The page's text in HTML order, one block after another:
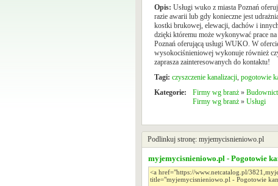
Opis: Usługi wuko z miasta Poznań
razie awarii lub gdy konieczne jest
kostki brukowej, elewacji, dachów i
dzięki któremu może wykonywać prace
Poznań oferującą usługi WUKO. W
wysokociśnieniowej wykonuje również
zaprasza zainteresowanych do kontaktu!
Tagi: czyszczenie kanalizacji, pogotowie
Kategorie:
Firmy wg branż »
Firmy wg branż » Usługi
Podlinkuj stronę: myjemycisnieniowo.pl
myjemycisnieniowo.pl - Pogotowie